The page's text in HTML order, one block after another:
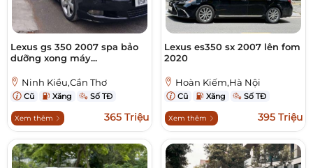
Lexus gs 350 2007 spa bảo
dưỡng xong máy...
Ninh Kiều,Cần Thơ
Cũ Xăng Số TĐ
Xem thêm 365 Triệu
Lexus es350 sx 2007 lên fom
2020
Hoàn Kiếm,Hà Nội
Cũ Xăng Số TĐ
Xem thêm 395 Triệu